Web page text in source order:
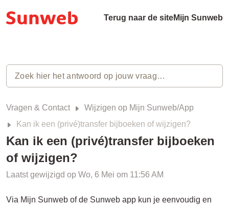
Terug naar de siteMijn Sunweb
Vragen & Contact
Wijzigen op Mijn Sunweb/App
Kan ik een (privé)transfer bijboeken of wijzigen?
Kan ik een (privé)transfer bijboeken
of wijzigen?
Laatst gewijzigd op Wo, 6 Mei om 11:56 AM
Via Mijn Sunweb of de Sunweb app kun je eenvoudig en